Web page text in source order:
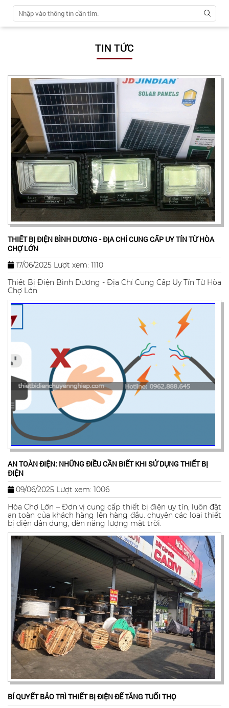
TIN TỨC
THIẾT BỊ ĐIỆN BÌNH DƯƠNG - ĐỊA CHỈ CUNG CẤP UY TÍN TỪ HÒA
CHỢ LỚN
17/06/2025 Lượt xem: 1110
Thiết Bị Điện Bình Dương - Địa Chỉ Cung Cấp Uy Tín Từ Hòa
Chợ Lớn
AN TOÀN ĐIỆN: NHỮNG ĐIỀU CẦN BIẾT KHI SỬ DỤNG THIẾT BỊ
ĐIỆN
09/06/2025 Lượt xem: 1006
Hòa Chợ Lớn – Đơn vị cung cấp thiết bị điện uy tín, luôn đặt
an toàn của khách hàng lên hàng đầu. chuyên các loại thiết
bị điện dân dụng, đèn năng lượng mặt trời.
BÍ QUYẾT BẢO TRÌ THIẾT BỊ ĐIỆN ĐỂ TĂNG TUỔI THỌ